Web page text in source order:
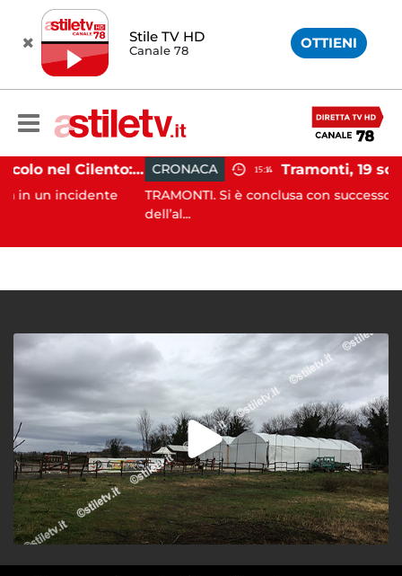
Stile TV HD
Canale 78 OTTIENI
Incidente agricolo nel Cilento: trattore si ribalta, muore 71enne CRONACA 15:14
TRAMONTI. Si è conclusa con successo, alle